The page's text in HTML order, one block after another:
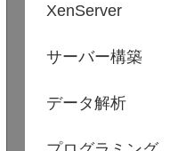
XenServer
サーバー構築
データ解析